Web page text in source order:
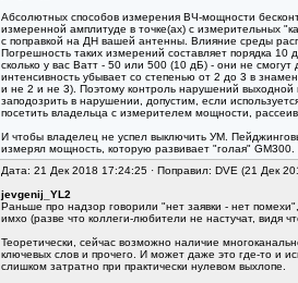
Абсолютных способов измерения ВЧ-мощности
измеренной амплитуде в точке(ах) с измерительных
с поправкой на ДН вашей антенны. Влияние среды
Погрешность таких измерений составляет порядка
сколько у вас Ватт - 50 или 500 (10 дБ) - они не
интенсивность убывает со степенью от 2 до 3 в
и не 2 и не 3). Поэтому контроль нарушений
заподозрить в нарушении, допустим, если
посетить владельца с измерителем мощности,
И чтобы владелец не успел выключить УМ.
измерял мощность, которую развивает "голая"
Дата: 21 Дек 2018 17:24:25 · Поправил: DVE (21 Дек
jevgenij_YL2
Раньше про надзор говорили "нет заявки - нет
имхо (разве что коллеги-любители не настучат, видя
Теоретически, сейчас возможно наличие
ключевых слов и прочего. И может даже это где-то и
слишком затратно при практически нулевом выхлопе.